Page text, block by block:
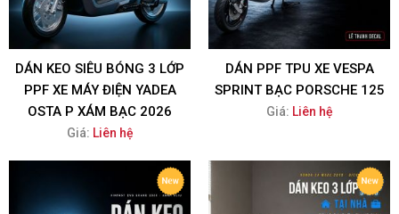
DÁN KEO SIÊU BÓNG 3 LỚP
PPF XE MÁY ĐIỆN YADEA
OSTA P XÁM BẠC 2026
Giá: Liên hệ
DÁN PPF TPU XE VESPA
SPRINT BẠC PORSCHE 125
Giá: Liên hệ